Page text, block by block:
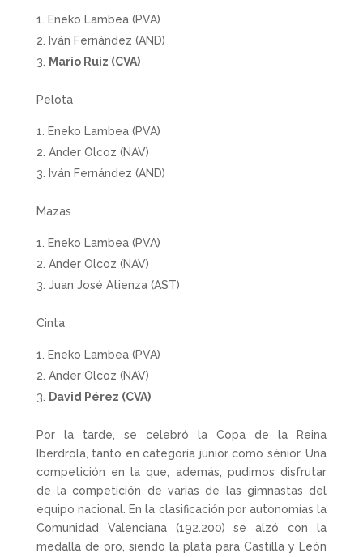
Eneko Lambea (PVA)
Iván Fernández (AND)
Mario Ruiz (CVA)
Pelota
Eneko Lambea (PVA)
Ander Olcoz (NAV)
Iván Fernández (AND)
Mazas
Eneko Lambea (PVA)
Ander Olcoz (NAV)
Juan José Atienza (AST)
Cinta
Eneko Lambea (PVA)
Ander Olcoz (NAV)
David Pérez (CVA)
Por la tarde, se celebró la Copa de la Reina
Iberdrola, tanto en categoría junior como sénior. Una
competición en la que, además, pudimos disfrutar
de la competición de varias de las gimnastas del
equipo nacional. En la clasificación por autonomías la
Comunidad Valenciana (192.200) se alzó con la
medalla de oro, siendo la plata para Castilla y León